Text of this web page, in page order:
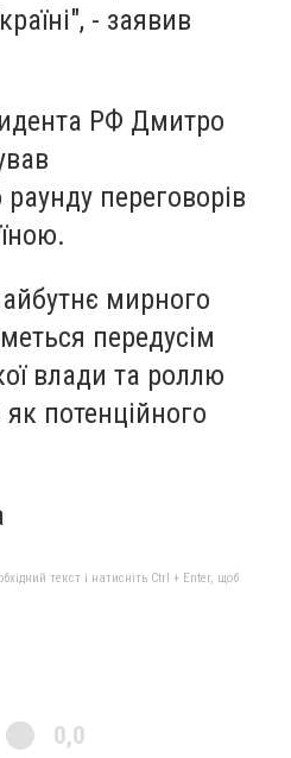
- заявив
РФ Дмитро
переговорів
мирного
передусім
влади та роллю
потенційного
текст і натисніть Ctrl + Enter, щоб
0,0